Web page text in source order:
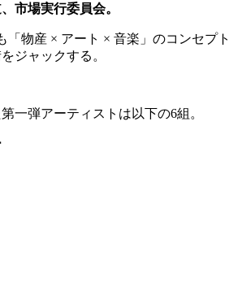
市場実行委員会。
「物産 × アート × 音楽」のコンセプト
ジャックする。
一弾アーティストは以下の6組。